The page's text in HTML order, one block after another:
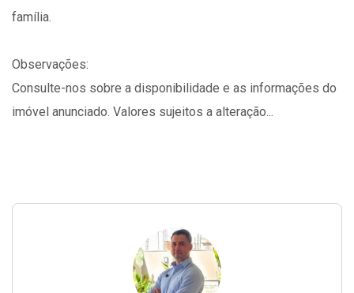
família.
Observações:
Consulte-nos sobre a disponibilidade e as informações do
imóvel anunciado. Valores sujeitos a alteração...